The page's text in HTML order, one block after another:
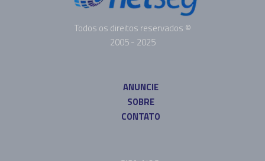
Todos os direitos reservados ©
2005 - 2025
ANUNCIE
SOBRE
CONTATO